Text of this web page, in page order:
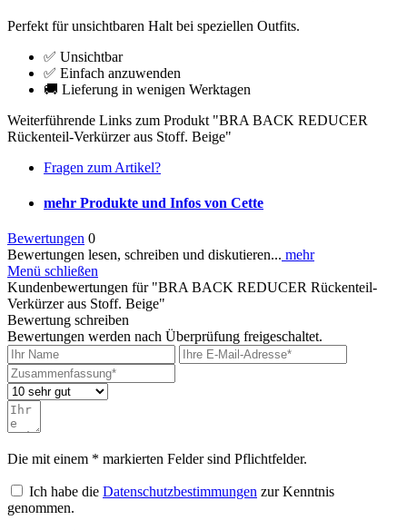
Perfekt für unsichtbaren Halt bei speziellen Outfits.
✅ Unsichtbar
✅ Einfach anzuwenden
🚚 Lieferung in wenigen Werktagen
Weiterführende Links zum Produkt "BRA BACK REDUCER
Rückenteil-Verkürzer aus Stoff. Beige"
Fragen zum Artikel?
mehr Produkte und Infos von Cette
Bewertungen 0
Bewertungen lesen, schreiben und diskutieren... mehr
Menü schließen
Kundenbewertungen für "BRA BACK REDUCER Rückenteil-
Verkürzer aus Stoff. Beige"
Bewertung schreiben
Bewertungen werden nach Überprüfung freigeschaltet.
Die mit einem * markierten Felder sind Pflichtfelder.
Ich habe die Datenschutzbestimmungen zur Kenntnis
genommen.